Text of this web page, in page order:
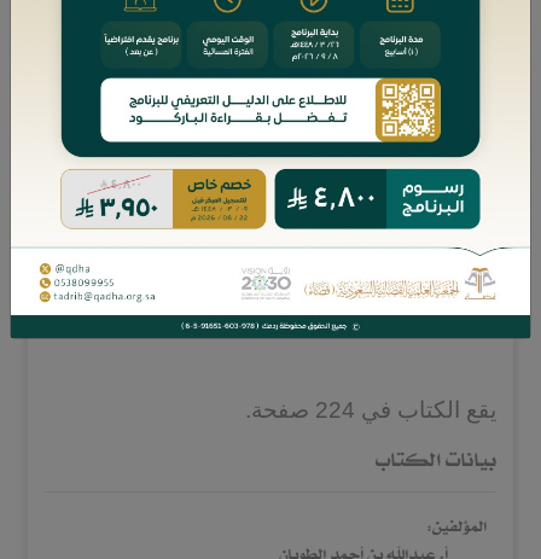
التخارج إرادياً أو جبرياً.
كما يبحث الكتاب في الآثار المترتبة على التخارج،
وضوابط تقييم الحصص، موازنًا بين حق الشريك
في التخارج وبين ضرورة حماية حقوق الدائنين
وضمان استقرار الكيان التجاري، وذلك من خلال
تأصيلٍ قانونيٍّ واستقراءٍ للعمل القضائي في
هذا الباب، وتقديم المعالجات للنوازل المتصلة
يقع الكتاب في 224 صفحة.
بيانات الكتاب
المؤلفين:
أ. عبدالله بن أحمد الطويان